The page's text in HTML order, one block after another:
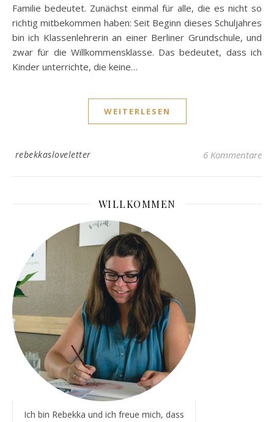
Familie bedeutet. Zunächst einmal für alle, die es nicht so
richtig mitbekommen haben: Seit Beginn dieses Schuljahres
bin ich Klassenlehrerin an einer Berliner Grundschule, und
zwar für die Willkommensklasse. Das bedeutet, dass ich
Kinder unterrichte, die keine…
WEITERLESEN
rebekkasloveletter 6 Kommentare
WILLKOMMEN
Ich bin Rebekka und ich freue mich, dass